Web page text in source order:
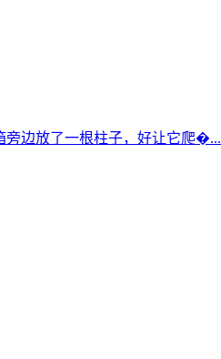
旁边放了一根柱子，好让它爬�...